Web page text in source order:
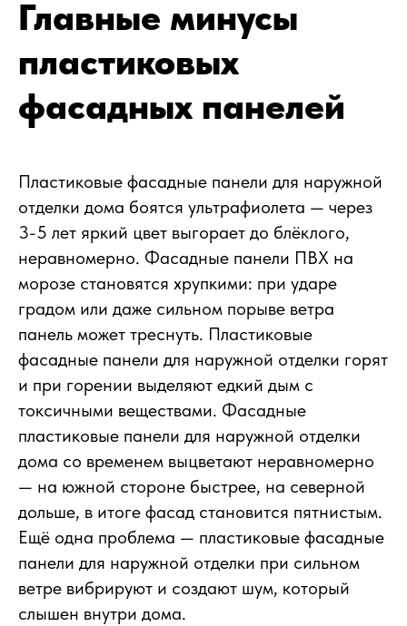
Главные минусы
пластиковых
фасадных панелей
Пластиковые фасадные панели для наружной
отделки дома боятся ультрафиолета — через
3-5 лет яркий цвет выгорает до блёклого,
неравномерно. Фасадные панели ПВХ на
морозе становятся хрупкими: при ударе
градом или даже сильном порыве ветра
панель может треснуть. Пластиковые
фасадные панели для наружной отделки горят
и при горении выделяют едкий дым с
токсичными веществами. Фасадные
пластиковые панели для наружной отделки
дома со временем выцветают неравномерно
— на южной стороне быстрее, на северной
дольше, в итоге фасад становится пятнистым.
Ещё одна проблема — пластиковые фасадные
панели для наружной отделки при сильном
ветре вибрируют и создают шум, который
слышен внутри дома.